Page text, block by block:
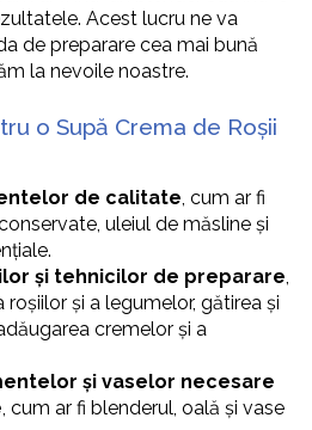
Acest lucru ne va
de preparare cea mai bună
la nevoile noastre.
o Supă Crema de Roșii
de calitate, cum ar fi
uleiul de măsline și
și tehnicilor de preparare,
și a legumelor, gătirea și
cremelor și a
și vaselor necesare
, cum ar fi blenderul, oală și vase